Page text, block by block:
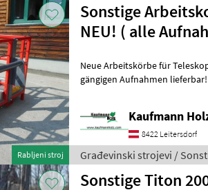
Rabljeni stroj
Sonstige
NEU! ( alle Aufnah
Neue Arbeitskörbe für Teleskoplader! MADE IN
gängigen Aufnahmen lieferbar! ( Manitou Merlo JCB Bobcat JLG
Kaufmann
8422 Leitersdorf
Građevinski strojevi /
Sonstige Titon